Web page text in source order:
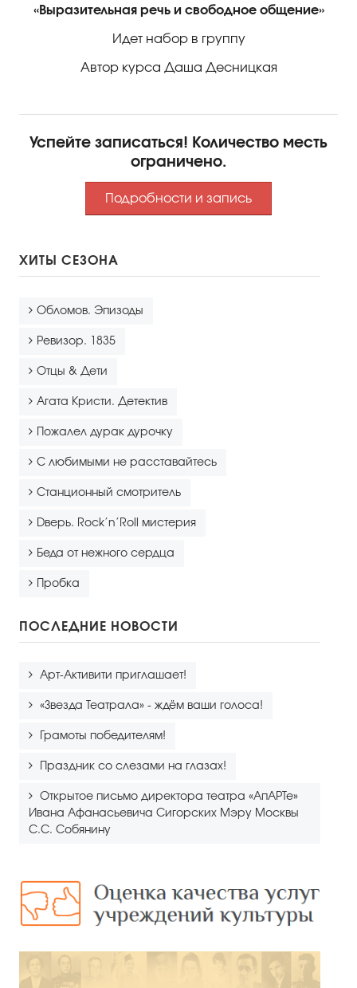
«Выразительная речь и свободное общение»
Идет набор в группу
Автор курса Даша Десницкая
Успейте записаться! Количество месть
ограничено.
Подробности и запись
ХИТЫ СЕЗОНА
Обломов. Эпизоды
Ревизор. 1835
Отцы & Дети
Агата Кристи. Детектив
Пожалел дурак дурочку
С любимыми не расставайтесь
Станционный смотритель
Dверь. Rock’n’Roll мистерия
Беда от нежного сердца
Пробка
ПОСЛЕДНИЕ НОВОСТИ
Арт-Активити приглашает!
«Звезда Театрала» - ждём ваши голоса!
Грамоты победителям!
Праздник со слезами на глазах!
Открытое письмо директора театра «АпАРТе»
Ивана Афанасьевича Сигорских Мэру Москвы
С.С. Собянину